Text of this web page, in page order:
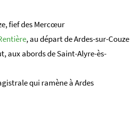
fief des Mercœur
, au départ de Ardes-sur-Couze
aux abords de Saint-Alyre-ès-
qui ramène à Ardes